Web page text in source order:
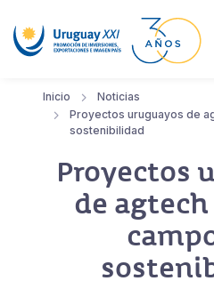
Inicio
Noticias
Proyectos uruguayos de
sostenibilidad
Proyectos
de